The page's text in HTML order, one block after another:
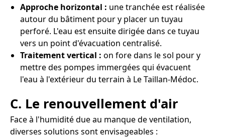
Approche horizontal : une tranchée est réalisée
autour du bâtiment pour y placer un tuyau
perforé. L'eau est ensuite dirigée dans ce tuyau
vers un point d'évacuation centralisé.
Traitement vertical : on fore dans le sol pour y
mettre des pompes immergées qui évacuent
l'eau à l'extérieur du terrain à Le Taillan-Médoc.
C. Le renouvellement d'air
Face à l'humidité due au manque de ventilation,
diverses solutions sont envisageables :